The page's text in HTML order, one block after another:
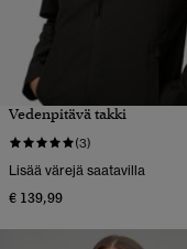
Vedenpitävä takki
(3)
Lisää värejä saatavilla
€ 139,99